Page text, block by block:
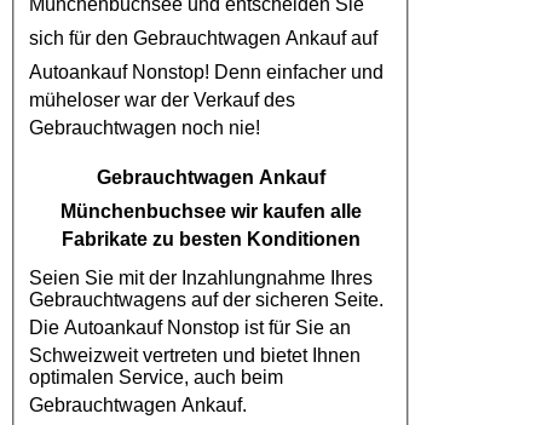
Münchenbuchsee und entscheiden Sie
sich für den Gebrauchtwagen Ankaufauf
AutoankaufNonstop! Denn einfacher und
müheloser war der Verkauf des
Gebrauchtwagen noch nie!
Gebrauchtwagen Ankauf
Münchenbuchseewir kaufen alle
Fabrikate zu besten Konditionen
Seien Sie mit der Inzahlungnahme Ihres
Gebrauchtwagens auf der sicheren Seite.
Die AutoankaufNonstop ist für Sie an
Schweizweit vertreten und bietet Ihnen
optimalen Service, auch beim
Gebrauchtwagen Ankauf.